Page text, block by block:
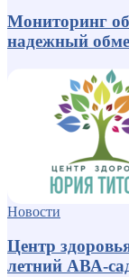
Мониторинг
надежный
Новости
Центр
летний АВА-